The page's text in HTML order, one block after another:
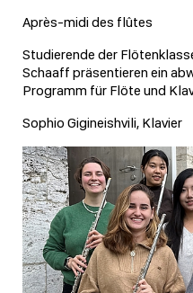
Après-midi des flûtes
Studierende der
Schaaff präsentieren ein
Programm für Flöte und
Sophio Gigineishvili, Klavier